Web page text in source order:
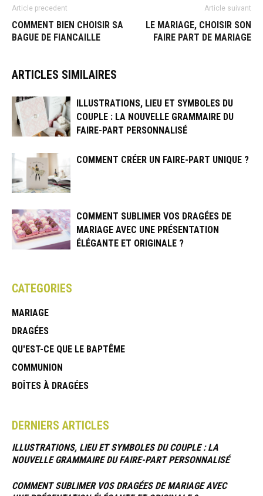
Article precedent
COMMENT BIEN CHOISIR SA
BAGUE DE FIANCAILLE
Article suivant
LE MARIAGE, CHOISIR SON
FAIRE PART DE MARIAGE
ARTICLES SIMILAIRES
ILLUSTRATIONS, LIEU ET SYMBOLES DU
COUPLE : LA NOUVELLE GRAMMAIRE DU
FAIRE-PART PERSONNALISÉ
COMMENT CRÉER UN FAIRE-PART UNIQUE ?
COMMENT SUBLIMER VOS DRAGÉES DE
MARIAGE AVEC UNE PRÉSENTATION
ÉLÉGANTE ET ORIGINALE ?
CATEGORIES
MARIAGE
DRAGÉES
QU'EST-CE QUE LE BAPTÊME
COMMUNION
BOÎTES À DRAGÉES
DERNIERS ARTICLES
ILLUSTRATIONS, LIEU ET SYMBOLES DU COUPLE : LA
NOUVELLE GRAMMAIRE DU FAIRE-PART PERSONNALISÉ
COMMENT SUBLIMER VOS DRAGÉES DE MARIAGE AVEC